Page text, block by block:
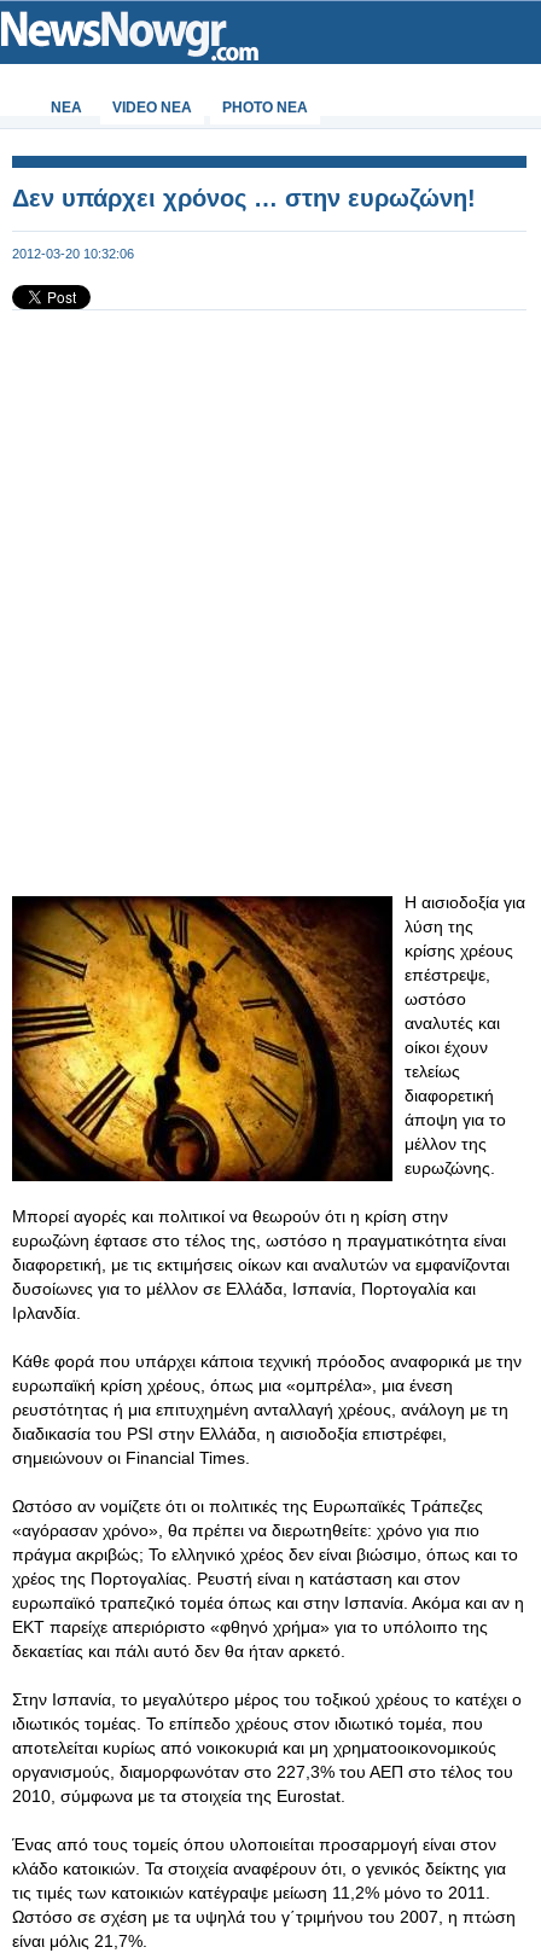
ΝΕΑ VIDEO NEA PHOTO NEA
Δεν υπάρχει χρόνος … στην ευρωζώνη!
2012-03-20 10:32:06
Η αισιοδοξία για
λύση της
κρίσης χρέους
επέστρεψε,
ωστόσο
αναλυτές και
οίκοι έχουν
τελείως
διαφορετική
άποψη για το
μέλλον της
ευρωζώνης.
Μπορεί αγορές και πολιτικοί να θεωρούν ότι η κρίση στην
ευρωζώνη έφτασε στο τέλος της, ωστόσο η πραγματικότητα είναι
διαφορετική, με τις εκτιμήσεις οίκων και αναλυτών να εμφανίζονται
δυσοίωνες για το μέλλον σε Ελλάδα, Ισπανία, Πορτογαλία και
Ιρλανδία.
Κάθε φορά που υπάρχει κάποια τεχνική πρόοδος αναφορικά με την
ευρωπαϊκή κρίση χρέους, όπως μια «ομπρέλα», μια ένεση
ρευστότητας ή μια επιτυχημένη ανταλλαγή χρέους, ανάλογη με τη
διαδικασία του PSI στην Ελλάδα, η αισιοδοξία επιστρέφει,
σημειώνουν οι Financial Times.
Ωστόσο αν νομίζετε ότι οι πολιτικές της Ευρωπαϊκές Τράπεζες
«αγόρασαν χρόνο», θα πρέπει να διερωτηθείτε: χρόνο για πιο
πράγμα ακριβώς; Το ελληνικό χρέος δεν είναι βιώσιμο, όπως και το
χρέος της Πορτογαλίας. Ρευστή είναι η κατάσταση και στον
ευρωπαϊκό τραπεζικό τομέα όπως και στην Ισπανία. Ακόμα και αν η
ΕΚΤ παρείχε απεριόριστο «φθηνό χρήμα» για το υπόλοιπο της
δεκαετίας και πάλι αυτό δεν θα ήταν αρκετό.
Στην Ισπανία, το μεγαλύτερο μέρος του τοξικού χρέους το κατέχει ο
ιδιωτικός τομέας. Το επίπεδο χρέους στον ιδιωτικό τομέα, που
αποτελείται κυρίως από νοικοκυριά και μη χρηματοοικονομικούς
οργανισμούς, διαμορφωνόταν στο 227,3% του ΑΕΠ στο τέλος του
2010, σύμφωνα με τα στοιχεία της Eurostat.
Ένας από τους τομείς όπου υλοποιείται προσαρμογή είναι στον
κλάδο κατοικιών. Τα στοιχεία αναφέρουν ότι, ο γενικός δείκτης για
τις τιμές των κατοικιών κατέγραψε μείωση 11,2% μόνο το 2011.
Ωστόσο σε σχέση με τα υψηλά του γ΄τριμήνου του 2007, η πτώση
είναι μόλις 21,7%.